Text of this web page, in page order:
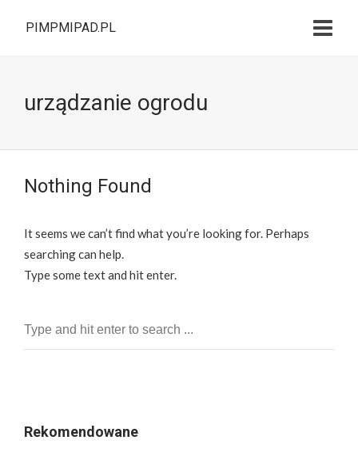
PIMPMIPAD.PL
urządzanie ogrodu
Nothing Found
It seems we can’t find what you’re looking for. Perhaps
searching can help.
Type some text and hit enter.
Rekomendowane